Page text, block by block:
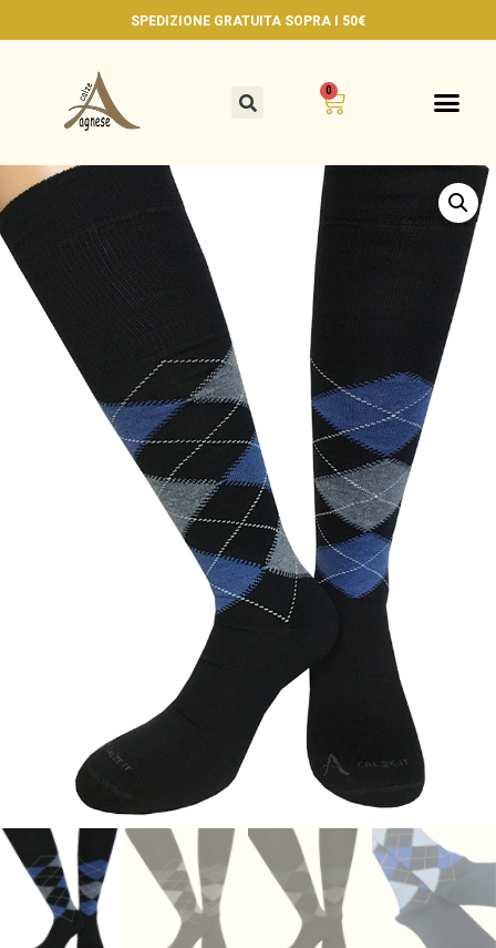
SPEDIZIONE GRATUITA SOPRA I 50€
0